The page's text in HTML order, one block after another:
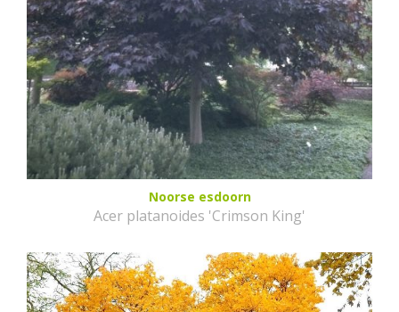
Noorse esdoorn
Acer platanoides 'Crimson King'